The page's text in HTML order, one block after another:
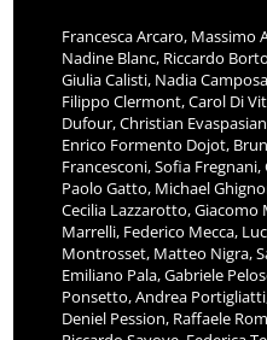
Francesca Arcaro, Massimo
Nadine Blanc, Riccardo
Giulia Calisti, Nadia
Filippo Clermont, Carol Di
Dufour, Christian
Enrico Formento Dojot,
Francesconi, Sofia
Paolo Gatto, Michael
Cecilia Lazzarotto, Giacomo
Marrelli, Federico Mecca,
Montrosset, Matteo Nigra,
Emiliano Pala, Gabriele
Ponsetto, Andrea
Deniel Pession, Raffaele